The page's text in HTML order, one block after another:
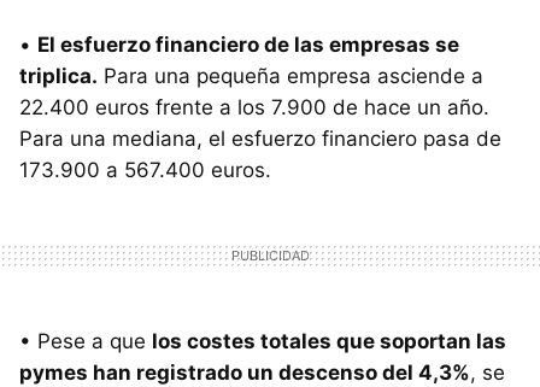
• El esfuerzo financiero de las empresas se
triplica. Para una pequeña empresa asciende a
22.400 euros frente a los 7.900 de hace un año.
Para una mediana, el esfuerzo financiero pasa de
173.900 a 567.400 euros.
• Pese a que los costes totales que soportan las
pymes han registrado un descenso del 4,3%, se